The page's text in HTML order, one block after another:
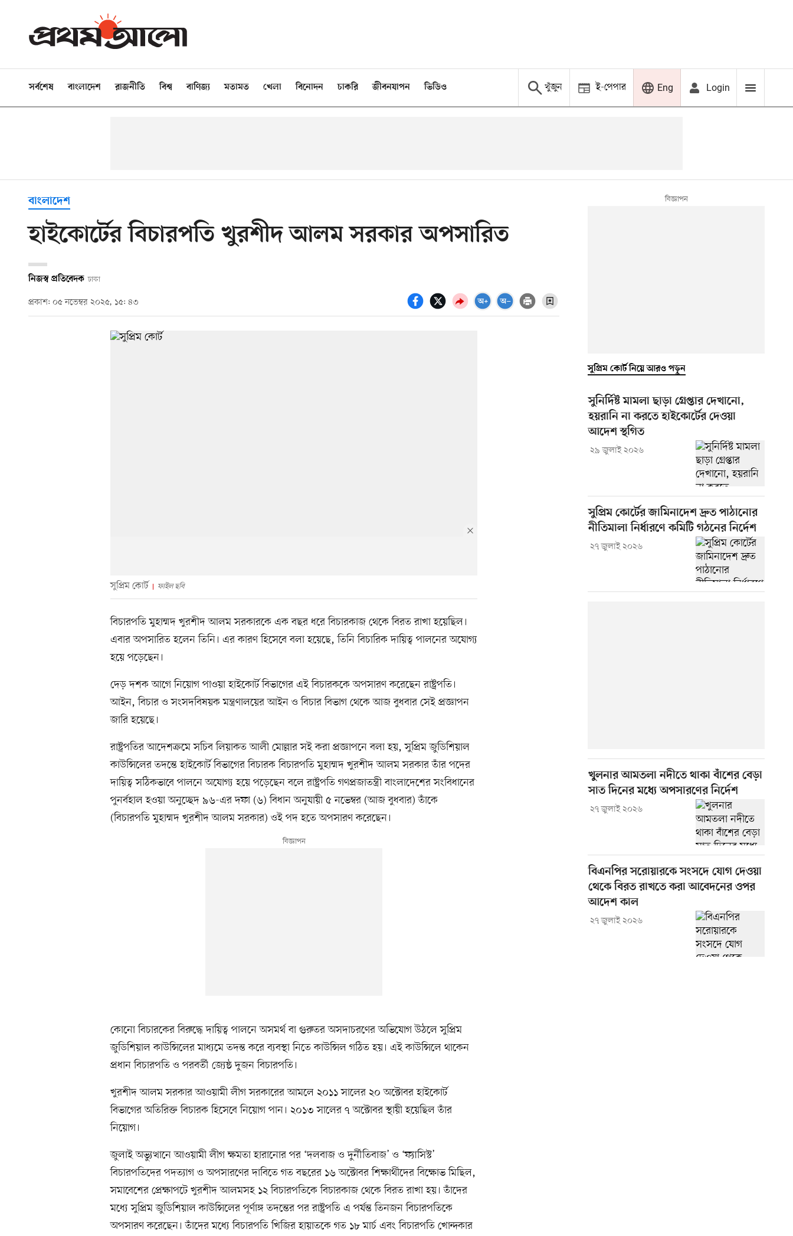
সর্বশেষ বাংলাদেশ রাজনীতি বিশ্ব বাণিজ্য মতামত খেলা বিনোদন চাকরি জীবনযাপন ভিডিও খুঁজুন ই-পেপার Eng Login
বাংলাদেশ
হাইকোর্টের বিচারপতি খুরশীদ আলম সরকার অপসারিত
নিজস্ব প্রতিবেদক ঢাকা
প্রকাশ: ০৫ নভেম্বর ২০২৫, ১৫: ৪৩
সুপ্রিম কোর্ট ফাইল ছবি
বিচারপতি মুহাম্মদ খুরশীদ আলম সরকারকে এক বছর ধরে বিচারকাজ থেকে বিরত রাখা হয়েছিল।
এবার অপসারিত হলেন তিনি। এর কারণ হিসেবে বলা হয়েছে, তিনি বিচারিক দায়িত্ব পালনের অযোগ্য
হয়ে পড়েছেন।
দেড় দশক আগে নিয়োগ পাওয়া হাইকোর্ট বিভাগের এই বিচারককে অপসারণ করেছেন রাষ্ট্রপতি।
আইন, বিচার ও সংসদবিষয়ক মন্ত্রণালয়ের আইন ও বিচার বিভাগ থেকে আজ বুধবার সেই প্রজ্ঞাপন
জারি হয়েছে।
রাষ্ট্রপতির আদেশক্রমে সচিব লিয়াকত আলী মোল্লার সই করা প্রজ্ঞাপনে বলা হয়, সুপ্রিম জুডিশিয়াল
কাউন্সিলের তদন্তে হাইকোর্ট বিভাগের বিচারক বিচারপতি মুহাম্মদ খুরশীদ আলম সরকার তাঁর পদের
দায়িত্ব সঠিকভাবে পালনে অযোগ্য হয়ে পড়েছেন বলে রাষ্ট্রপতি গণপ্রজাতন্ত্রী বাংলাদেশের সংবিধানের
পুনর্বহাল হওয়া অনুচ্ছেদ ৯৬-এর দফা (৬) বিধান অনুযায়ী ৫ নভেম্বর (আজ বুধবার) তাঁকে
(বিচারপতি মুহাম্মদ খুরশীদ আলম সরকার) ওই পদ হতে অপসারণ করেছেন।
কোনো বিচারকের বিরুদ্ধে দায়িত্ব পালনে অসমর্থ বা গুরুতর অসদাচরণের অভিযোগ উঠলে সুপ্রিম
জুডিশিয়াল কাউন্সিলের মাধ্যমে তদন্ত করে ব্যবস্থা নিতে কাউন্সিল গঠিত হয়। এই কাউন্সিলে থাকেন
প্রধান বিচারপতি ও পরবর্তী জ্যেষ্ঠ দুজন বিচারপতি।
খুরশীদ আলম সরকার আওয়ামী লীগ সরকারের আমলে ২০১১ সালের ২০ অক্টোবর হাইকোর্ট
বিভাগের অতিরিক্ত বিচারক হিসেবে নিয়োগ পান। ২০১৩ সালের ৭ অক্টোবর স্থায়ী হয়েছিল তাঁর
নিয়োগ।
জুলাই অভ্যুত্থানে আওয়ামী লীগ ক্ষমতা হারানোর পর ‘দলবাজ ও দুর্নীতিবাজ’ ও ‘ফ্যাসিস্ট’
বিচারপতিদের পদত্যাগ ও অপসারণের দাবিতে গত বছরের ১৬ অক্টোবর শিক্ষার্থীদের বিক্ষোভ মিছিল,
সমাবেশের প্রেক্ষাপটে খুরশীদ আলমসহ ১২ বিচারপতিকে বিচারকাজ থেকে বিরত রাখা হয়। তাঁদের
মধ্যে সুপ্রিম জুডিশিয়াল কাউন্সিলের পূর্ণাঙ্গ তদন্তের পর রাষ্ট্রপতি এ পর্যন্ত তিনজন বিচারপতিকে
অপসারণ করেছেন। তাঁদের মধ্যে বিচারপতি খিজির হায়াতকে গত ১৮ মার্চ এবং বিচারপতি খোন্দকার
সুপ্রিম কোর্ট নিয়ে আরও পড়ুন
সুনির্দিষ্ট মামলা ছাড়া গ্রেপ্তার দেখানো,
হয়রানি না করতে হাইকোর্টের দেওয়া
আদেশ স্থগিত
২৯ জুলাই ২০২৬
সুপ্রিম কোর্টের জামিনাদেশ দ্রুত পাঠানোর
নীতিমালা নির্ধারণে কমিটি গঠনের নির্দেশ
২৭ জুলাই ২০২৬
খুলনার আমতলা নদীতে থাকা বাঁশের বেড়া
সাত দিনের মধ্যে অপসারণের নির্দেশ
২৭ জুলাই ২০২৬
বিএনপির সরোয়ারকে সংসদে যোগ দেওয়া
থেকে বিরত রাখতে করা আবেদনের ওপর
আদেশ কাল
২৭ জুলাই ২০২৬